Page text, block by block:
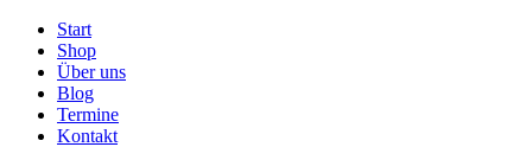
Start
Shop
Über uns
Blog
Termine
Kontakt